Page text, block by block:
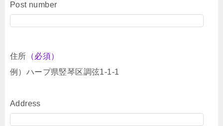
Post number
住所 （必須）
例）ハープ県竪琴区調弦1-1-1
Address